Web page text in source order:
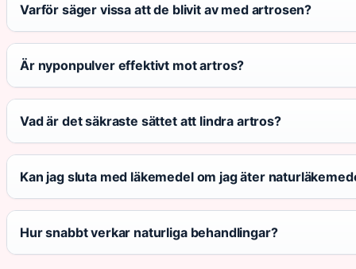
Varför säger vissa att de blivit av med artrosen?
Är nyponpulver effektivt mot artros?
Vad är det säkraste sättet att lindra artros?
Kan jag sluta med läkemedel om jag äter
Hur snabbt verkar naturliga behandlingar?